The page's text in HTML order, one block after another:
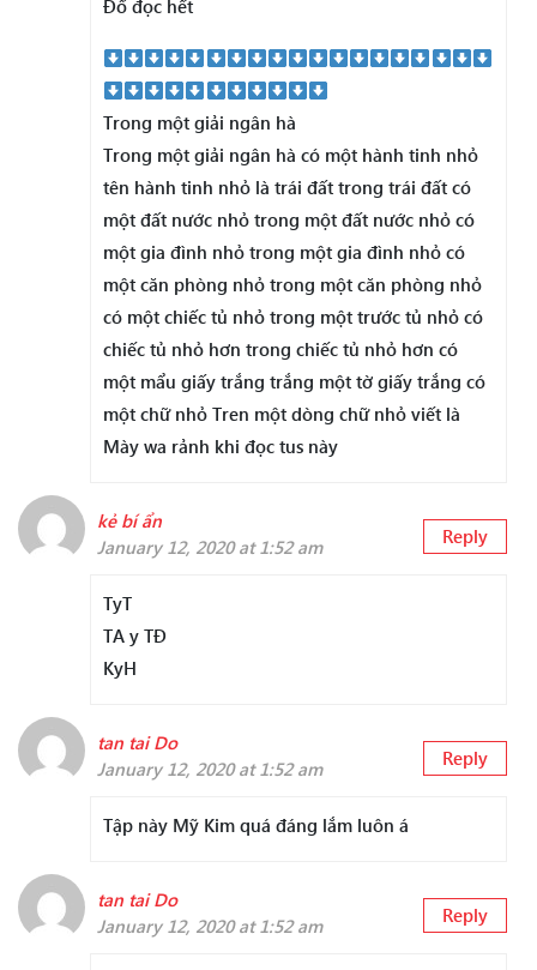
Đố đọc hết
Trong một giải ngân hà
Trong một giải ngân hà có một hành tinh nhỏ
tên hành tinh nhỏ là trái đất trong trái đất có
một đất nước nhỏ trong một đất nước nhỏ có
một gia đình nhỏ trong một gia đình nhỏ có
một căn phòng nhỏ trong một căn phòng nhỏ
có một chiếc tủ nhỏ trong một trước tủ nhỏ có
chiếc tủ nhỏ hơn trong chiếc tủ nhỏ hơn có
một mẩu giấy trắng trắng một tờ giấy trắng có
một chữ nhỏ Tren một dòng chữ nhỏ viết là
Mày wa rảnh khi đọc tus này
kẻ bí ẩn
January 12, 2020 at 1:52 am
Reply
TyT
TA y TĐ
KyH
tan tai Do
January 12, 2020 at 1:52 am
Reply
Tập này Mỹ Kim quá đáng lắm luôn á
tan tai Do
January 12, 2020 at 1:52 am
Reply